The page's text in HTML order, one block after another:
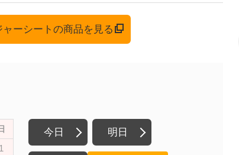
ーシートの商品を見る
今日 明日